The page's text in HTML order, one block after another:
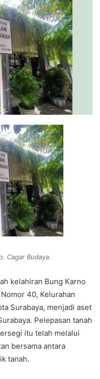
Cagar Budaya.
kelahiran Bung Karno
40, Kelurahan
Surabaya, menjadi aset
Pelepasan tanah
itu telah melalui
bersama antara
tanah.